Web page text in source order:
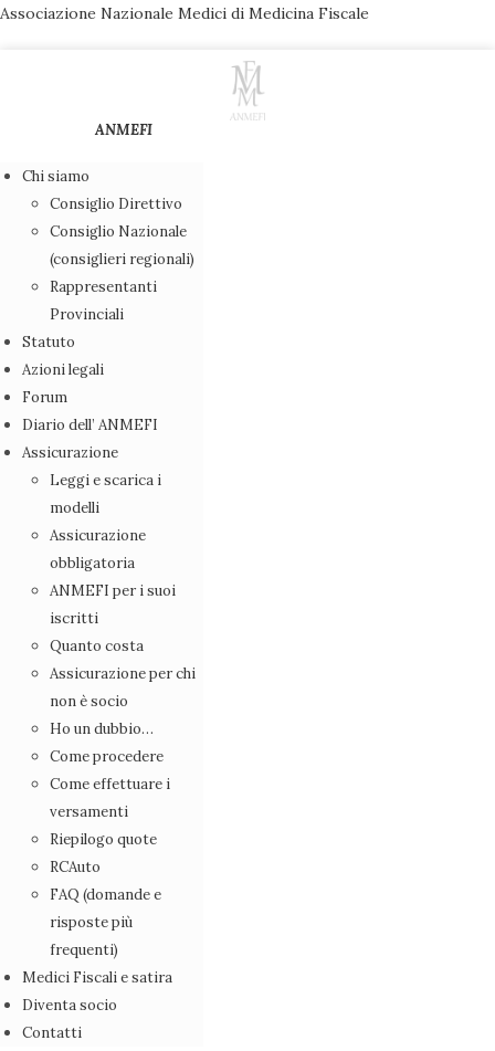
Salta
Associazione Nazionale Medici di Medicina Fiscale
ANMEFI
Chi siamo
Consiglio Direttivo
Consiglio Nazionale
(consiglieri regionali)
Rappresentanti
Provinciali
Statuto
Azioni legali
Forum
Diario dell’ ANMEFI
Assicurazione
Leggi e scarica i
modelli
Assicurazione
obbligatoria
ANMEFI per i suoi
iscritti
Quanto costa
Assicurazione per chi
non è socio
Ho un dubbio…
Come procedere
Come effettuare i
versamenti
Riepilogo quote
RCAuto
FAQ (domande e
risposte più
frequenti)
Medici Fiscali e satira
Diventa socio
Contatti
Associazione Nazionale
Medici di Medicina Fiscale
Chi siamo
Consiglio Nazionale (consiglieri regionali)
Rappresentanti Provinciali
Statuto
Azioni legali
Forum
Diario dell’ ANMEFI
Assicurazione
Leggi e scarica i modelli
Assicurazione obbligatoria
ANMEFI per i suoi iscritti
Quanto costa
Assicurazione per chi non è socio
Ho un dubbio…
Come procedere
Come effettuare i versamenti
Riepilogo quote
RCAuto
FAQ (domande e risposte più frequenti)
Medici Fiscali e satira
Diventa socio
Contatti